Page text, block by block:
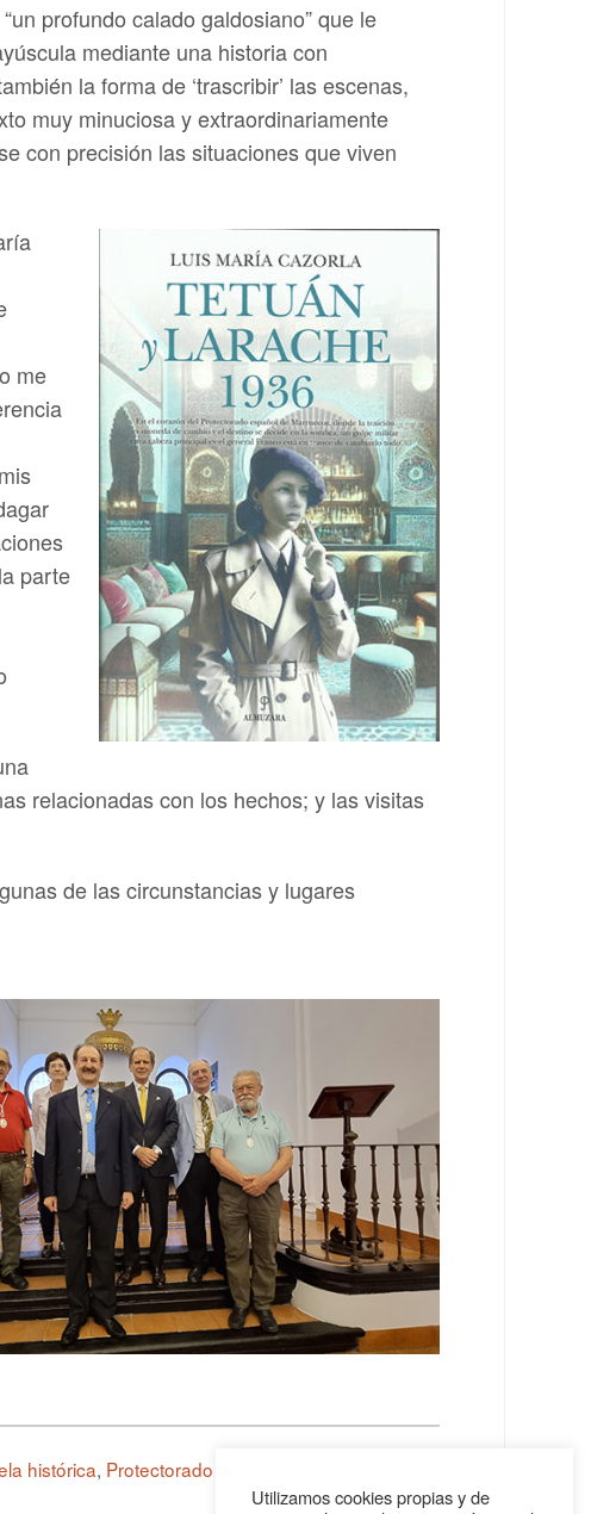
profundo calado galdosiano” que le
mediante una historia con
la forma de ‘trascribir’ las escenas,
muy minuciosa y extraordinariamente
con precisión las situaciones que viven
me
parte
relacionadas con los hechos; y las visitas
de las circunstancias y lugares
histórica, Protectorado de Marruecos
Utilizamos cookies propias y de